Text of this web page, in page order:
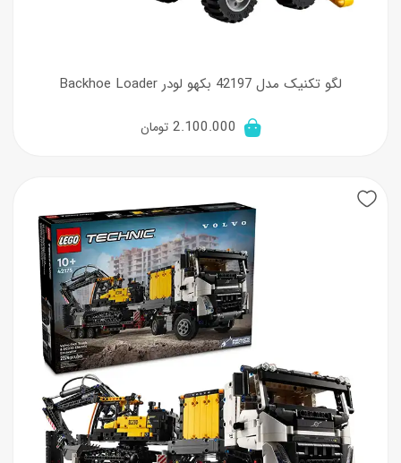
لگو تکنیک مدل 42197 بکهو لودر Backhoe Loader
2.100.000 تومان